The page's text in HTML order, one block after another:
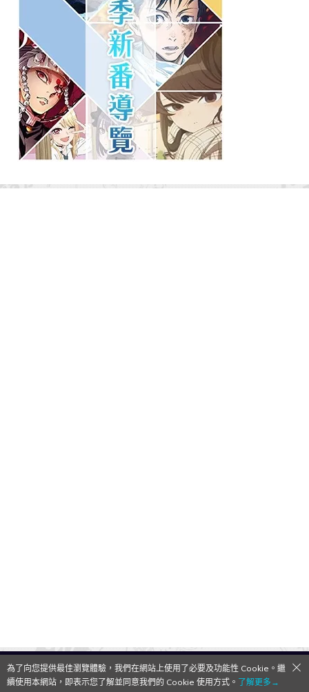
QooApp Limited © 2026
為了向您提供最佳瀏覽體驗，我們在網站上使用了必要及功能性 Cookie。繼
續使用本網站，即表示您了解並同意我們的 Cookie 使用方式。 了解更多→